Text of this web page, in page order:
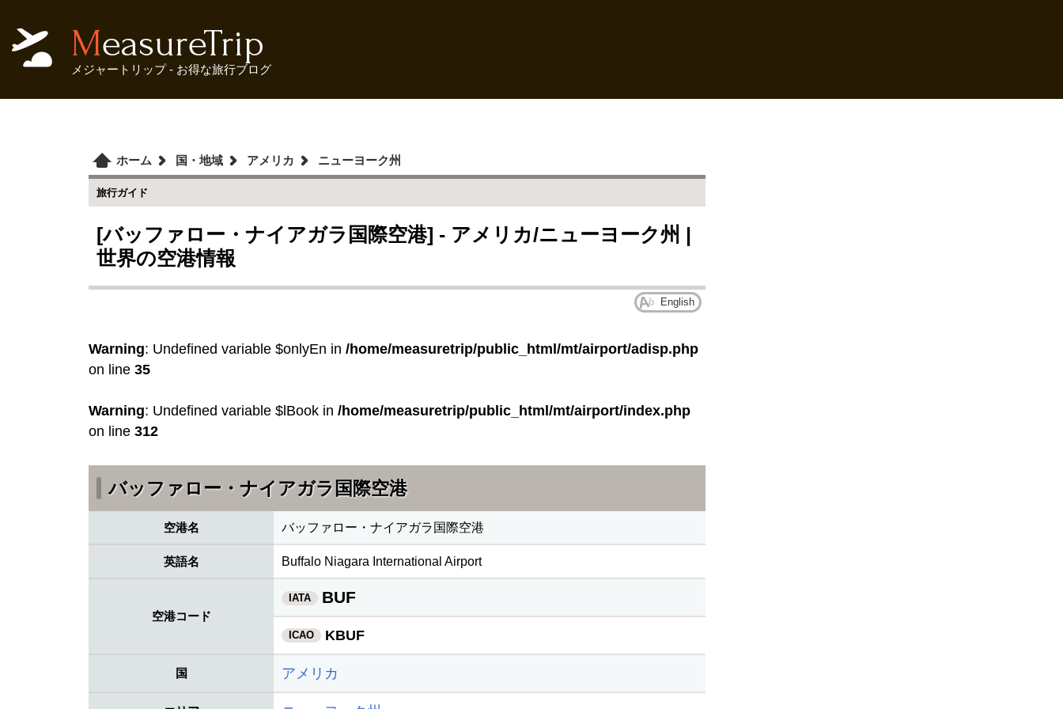
MeasureTrip
メジャートリップ - お得な旅行ブログ
ホーム 国・地域 アメリカ ニューヨーク州
旅行ガイド
[バッファロー・ナイアガラ国際空港] - アメリカ/ニューヨーク州 |
世界の空港情報
English
Warning: Undefined variable $onlyEn in /home/measuretrip/public_html/mt/airport/adisp.php
on line 35
Warning: Undefined variable $lBook in /home/measuretrip/public_html/mt/airport/index.php
on line 312
バッファロー・ナイアガラ国際空港
空港名 バッファロー・ナイアガラ国際空港
英語名 Buffalo Niagara International Airport
空港コード
IATA BUF
ICAO KBUF
国 アメリカ